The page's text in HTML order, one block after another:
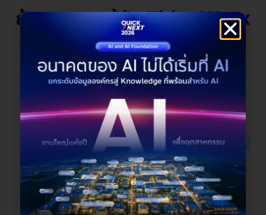
ถ้าคุณอยากรู้จักThingWorx
มากขึ้น ความรู้ถูกรวบรวมไว้
แล้วที่นี่
อ่านบทความเกี่ยวกับ ThingWorx ทั้งหมด